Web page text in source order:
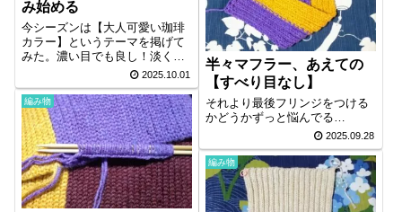
み始める
今シーズンは【大人可愛い珈琲
カラー】というテーマを掲げて
みた。濃い目でも良し！淡くて
2025.10.01
半々マフラー、あえての
【すべり目なし】
それより最後フリンジをつける
かどうかずっと悩んでる…
2025.09.28
編み物
編み物